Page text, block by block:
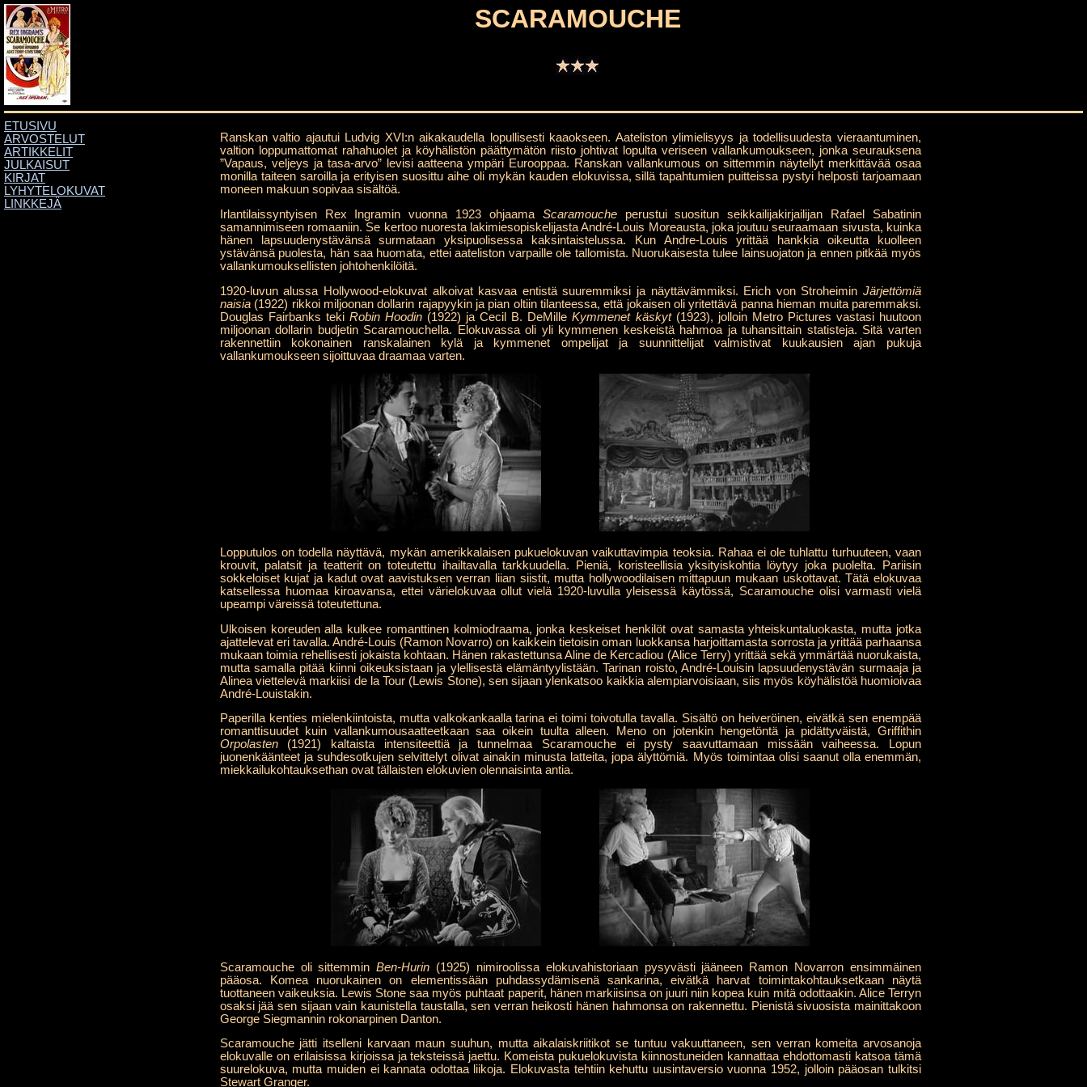
SCARAMOUCHE
ETUSIVU
ARVOSTELUT
ARTIKKELIT
JULKAISUT
KIRJAT
LYHYTELOKUVAT
LINKKEJÄ
Ranskan valtio ajautui Ludvig XVI:n aikakaudella lopullisesti kaaokseen. Aateliston ylimielisyys ja todellisuudesta vieraantuminen,
valtion loppumattomat rahahuolet ja köyhälistön päättymätön riisto johtivat lopulta veriseen vallankumoukseen, jonka seurauksena
”Vapaus, veljeys ja tasa-arvo” levisi aatteena ympäri Eurooppaa. Ranskan vallankumous on sittemmin näytellyt merkittävää osaa
monilla taiteen saroilla ja erityisen suosittu aihe oli mykän kauden elokuvissa, sillä tapahtumien puitteissa pystyi helposti tarjoamaan
moneen makuun sopivaa sisältöä.
Irlantilaissyntyisen Rex Ingramin vuonna 1923 ohjaama Scaramoucheperustui suositun seikkailijakirjailijan Rafael Sabatinin
samannimiseen romaaniin. Se kertoo nuoresta lakimiesopiskelijasta André-Louis Moreausta, joka joutuu seuraamaan sivusta, kuinka
hänen lapsuudenystävänsä surmataan yksipuolisessa kaksintaistelussa. Kun Andre-Louis yrittää hankkia oikeutta kuolleen
ystävänsä puolesta, hän saa huomata, ettei aateliston varpaille ole tallomista. Nuorukaisesta tulee lainsuojaton ja ennen pitkää myös
vallankumouksellisten johtohenkilöitä.
1920-luvun alussa Hollywood-elokuvat alkoivat kasvaa entistä suuremmiksi ja näyttävämmiksi. Erich von Stroheimin Järjettömiä
naisia(1922) rikkoi miljoonan dollarin rajapyykin ja pian oltiin tilanteessa, että jokaisen oli yritettävä panna hieman muita paremmaksi.
Douglas Fairbanks teki Robin Hoodin (1922) ja Cecil B. DeMilleKymmenet käskyt(1923), jolloin Metro Pictures vastasi huutoon
miljoonan dollarin budjetin Scaramouchella. Elokuvassa oli yli kymmenen keskeistä hahmoa ja tuhansittain statisteja. Sitä varten
rakennettiin kokonainen ranskalainen kylä ja kymmenet ompelijat ja suunnittelijat valmistivat kuukausien ajan pukuja
vallankumoukseen sijoittuvaa draamaa varten.
Lopputulos on todella näyttävä, mykän amerikkalaisen pukuelokuvan vaikuttavimpia teoksia. Rahaa ei ole tuhlattu turhuuteen, vaan
krouvit, palatsit ja teatterit on toteutettu ihailtavalla tarkkuudella. Pieniä, koristeellisia yksityiskohtia löytyy joka puolelta. Pariisin
sokkeloiset kujat ja kadut ovat aavistuksen verran liian siistit, mutta hollywoodilaisen mittapuun mukaan uskottavat. Tätä elokuvaa
katsellessa huomaa kiroavansa, ettei värielokuvaa ollut vielä 1920-luvulla yleisessä käytössä, Scaramouche olisi varmasti vielä
upeampi väreissä toteutettuna.
Ulkoisen koreuden alla kulkee romanttinen kolmiodraama, jonka keskeiset henkilöt ovat samasta yhteiskuntaluokasta, mutta jotka
ajattelevat eri tavalla. André-Louis (Ramon Novarro) on kaikkein tietoisin oman luokkansa harjoittamasta sorrosta ja yrittää parhaansa
mukaan toimia rehellisesti jokaista kohtaan. Hänen rakastettunsa Aline de Kercadiou (Alice Terry) yrittää sekä ymmärtää nuorukaista,
mutta samalla pitää kiinni oikeuksistaan ja ylellisestä elämäntyylistään. Tarinan roisto, André-Louisin lapsuudenystävän surmaaja ja
Alinea viettelevä markiisi de la Tour (Lewis Stone), sen sijaan ylenkatsoo kaikkia alempiarvoisiaan, siis myös köyhälistöä huomioivaa
André-Louistakin.
Paperilla kenties mielenkiintoista, mutta valkokankaalla tarina ei toimi toivotulla tavalla. Sisältö on heiveröinen, eivätkä sen enempää
romanttisuudet kuin vallankumousaatteetkaan saa oikein tuulta alleen. Meno on jotenkin hengetöntä ja pidättyväistä, Griffithin
Orpolasten(1921) kaltaista intensiteettiä ja tunnelmaa Scaramouche ei pysty saavuttamaan missään vaiheessa. Lopun
juonenkäänteet ja suhdesotkujen selvittelyt olivat ainakin minusta latteita, jopa älyttömiä. Myös toimintaa olisi saanut olla enemmän,
miekkailukohtauksethan ovat tällaisten elokuvien olennaisinta antia.
Scaramouche oli sittemminBen-Hurin (1925) nimiroolissa elokuvahistoriaan pysyvästi jääneen Ramon Novarron ensimmäinen
pääosa. Komea nuorukainen on elementissään puhdassydämisenä sankarina, eivätkä harvat toimintakohtauksetkaan näytä
tuottaneen vaikeuksia. Lewis Stone saa myös puhtaat paperit, hänen markiisinsa on juuri niin kopea kuin mitä odottaakin. Alice Terryn
osaksi jää sen sijaan vain kaunistella taustalla, sen verran heikosti hänen hahmonsa on rakennettu. Pienistä sivuosista mainittakoon
George Siegmannin rokonarpinen Danton.
Scaramouche jätti itselleni karvaan maun suuhun, mutta aikalaiskriitikot se tuntuu vakuuttaneen, sen verran komeita arvosanoja
elokuvalle on erilaisissa kirjoissa ja teksteissä jaettu. Komeista pukuelokuvista kiinnostuneiden kannattaa ehdottomasti katsoa tämä
suurelokuva, mutta muiden ei kannata odottaa liikoja. Elokuvasta tehtiin kehuttu uusintaversio vuonna 1952, jolloin pääosan tulkitsi
Stewart Granger.